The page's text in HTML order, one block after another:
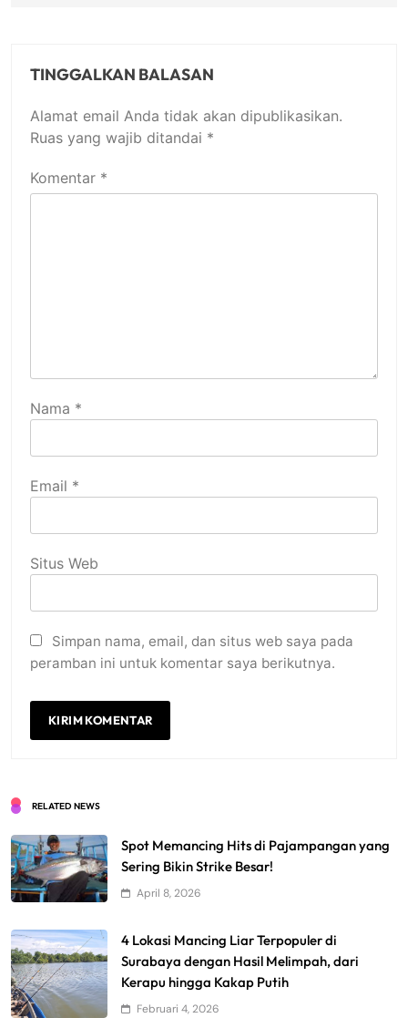
TINGGALKAN BALASAN
Alamat email Anda tidak akan dipublikasikan.
Ruas yang wajib ditandai *
Komentar *
Nama *
Email *
Situs Web
Simpan nama, email, dan situs web saya pada
peramban ini untuk komentar saya berikutnya.
RELATED NEWS
Spot Memancing Hits di Pajampangan yang
Sering Bikin Strike Besar!
April 8, 2026
4 Lokasi Mancing Liar Terpopuler di
Surabaya dengan Hasil Melimpah, dari
Kerapu hingga Kakap Putih
Februari 4, 2026